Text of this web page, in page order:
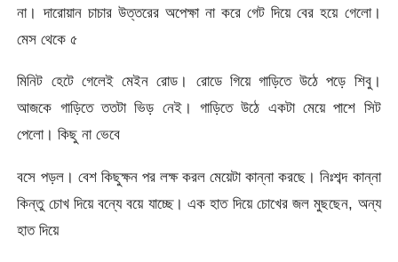
না। দারোয়ান চাচার উত্তরের অপেক্ষা না করে গেট দিয়ে বের হয়ে গেলো।
মেস থেকে ৫
মিনিট হেটে গেলেই মেইন রোড। রোডে গিয়ে গাড়িতে উঠে পড়ে শিবু।
আজকে গাড়িতে ততটা ভিড় নেই। গাড়িতে উঠে একটা মেয়ে পাশে সিট
পেলো। কিছু না ভেবে
বসে পড়ল। বেশ কিছুক্ষন পর লক্ষ করল মেয়েটা কান্না করছে। নিঃশব্দ কান্না
কিন্তু চোখ দিয়ে বন্যে বয়ে যাচ্ছে। এক হাত দিয়ে চোখের জল মুছছেন, অন্য
হাত দিয়ে